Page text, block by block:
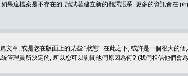
果這檔案是不存在的, 請試著建立新的翻譯語系. 更多的資訊會在
章, 或是您在版面上的某些 "狀態". 在此之下, 或許是一個很大的
管理員所決定的, 所以您可以詢間他們原因為何? (我們相信他們會